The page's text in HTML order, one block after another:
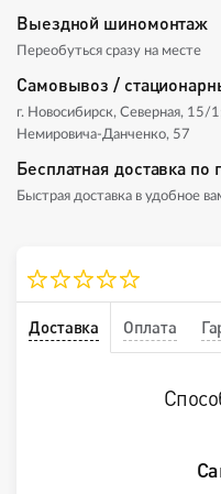
Выездной шиномонтаж
Переобуться сразу на месте
Самовывоз /
г. Новосибирск, Северная, 15/
Немировича-Данченко, 57
Бесплатная доставка по
Быстрая доставка в удобное
Доставка Оплата